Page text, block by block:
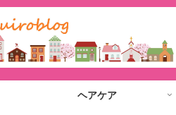
ヘアケア